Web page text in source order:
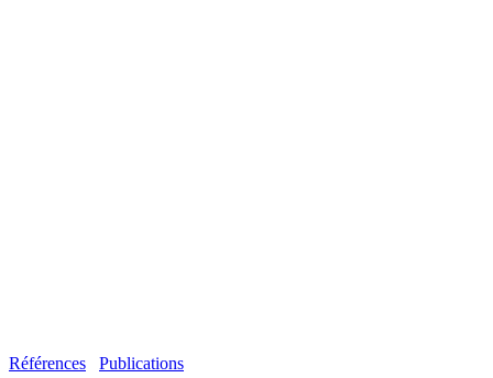
Références Publications